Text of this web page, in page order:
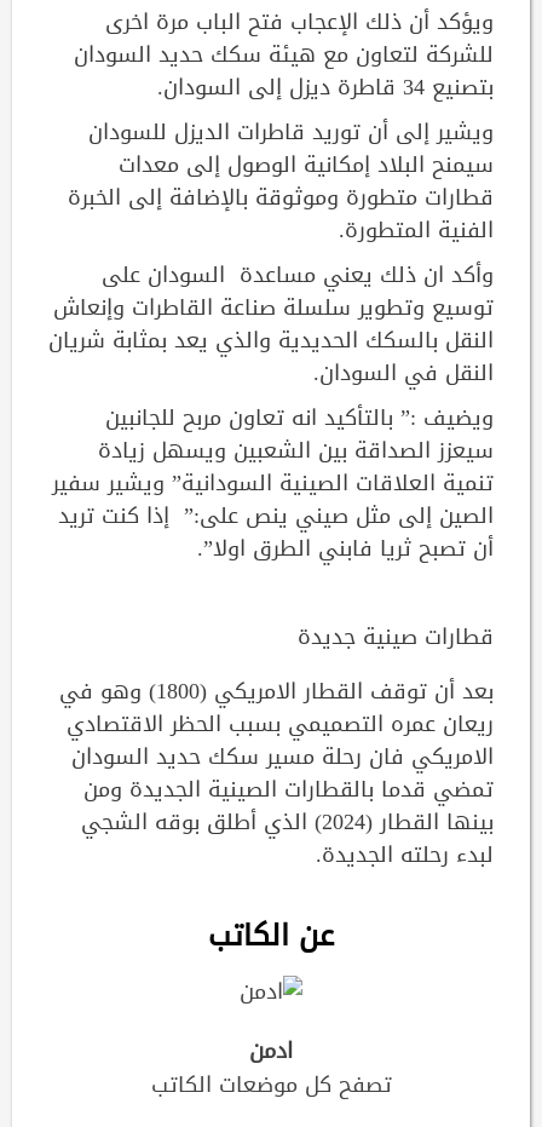
ويؤكد أن ذلك الإعجاب فتح الباب مرة اخرى
للشركة لتعاون مع هيئة سكك حديد السودان
بتصنيع 34 قاطرة ديزل إلى السودان.
ويشير إلى أن توريد قاطرات الديزل للسودان
سيمنح البلاد إمكانية الوصول إلى معدات
قطارات متطورة وموثوقة بالإضافة إلى الخبرة
الفنية المتطورة.
وأكد ان ذلك يعني مساعدة السودان على
توسيع وتطوير سلسلة صناعة القاطرات وإنعاش
النقل بالسكك الحديدية والذي يعد بمثابة شريان
النقل في السودان.
ويضيف :” بالتأكيد انه تعاون مربح للجانبين
سيعزز الصداقة بين الشعبين ويسهل زيادة
تنمية العلاقات الصينية السودانية” ويشير سفير
الصين إلى مثل صيني ينص على:” إذا كنت تريد
أن تصبح ثريا فابني الطرق اولا”.
قطارات صينية جديدة
بعد أن توقف القطار الامريكي (1800) وهو في
ريعان عمره التصميمي بسبب الحظر الاقتصادي
الامريكي فان رحلة مسير سكك حديد السودان
تمضي قدما بالقطارات الصينية الجديدة ومن
بينها القطار (2024) الذي أطلق بوقه الشجي
لبدء رحلته الجديدة.
عن الكاتب
ادمن
تصفح كل موضعات الكاتب